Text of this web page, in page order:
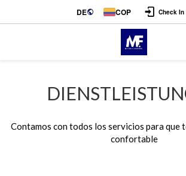
DE COP Check In
Contamos con todos los servicios para que
confortable